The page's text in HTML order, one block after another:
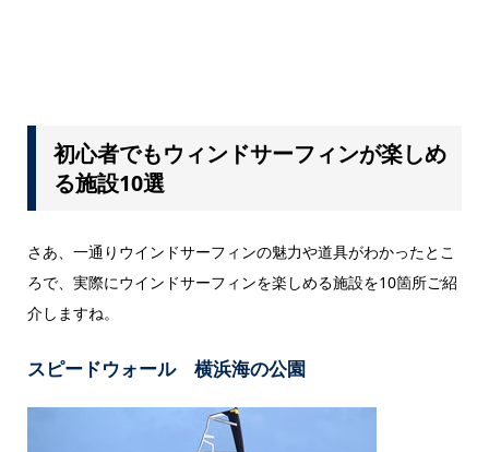
初心者でもウィンドサーフィンが楽しめ
る施設10選
さあ、一通りウインドサーフィンの魅力や道具がわかったとこ
ろで、実際にウインドサーフィンを楽しめる施設を10箇所ご紹
介しますね。
スピードウォール 横浜海の公園